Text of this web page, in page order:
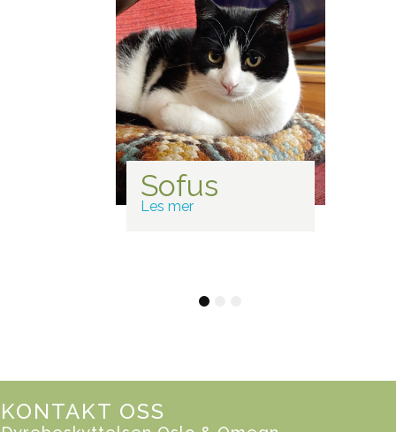
Nemi
Les mer
KONTAKT OSS